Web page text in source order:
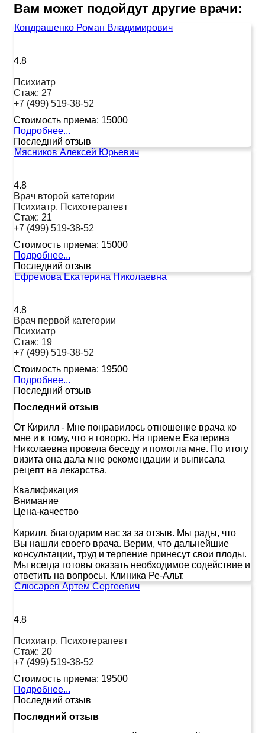
Вам может подойдут другие врачи:
Кондрашенко Роман Владимирович
4.8
Психиатр
Стаж: 27
+7 (499) 519-38-52
Стоимость приема: 15000
Подробнее...
Последний отзыв
Мясников Алексей Юрьевич
4.8
Врач второй категории
Психиатр, Психотерапевт
Стаж: 21
+7 (499) 519-38-52
Стоимость приема: 15000
Подробнее...
Последний отзыв
Ефремова Екатерина Николаевна
4.8
Врач первой категории
Психиатр
Стаж: 19
+7 (499) 519-38-52
Стоимость приема: 19500
Подробнее...
Последний отзыв
Последний отзыв
От Кирилл - Мне понравилось отношение врача ко
мне и к тому, что я говорю. На приеме Екатерина
Николаевна провела беседу и помогла мне. По итогу
визита она дала мне рекомендации и выписала
рецепт на лекарства.
Квалификация
Внимание
Цена-качество
Кирилл, благодарим вас за за отзыв. Мы рады, что
Вы нашли своего врача. Верим, что дальнейшие
консультации, труд и терпение принесут свои плоды.
Мы всегда готовы оказать необходимое содействие и
ответить на вопросы. Клиника Ре-Альт.
Слюсарев Артем Сергеевич
4.8
Психиатр, Психотерапевт
Стаж: 20
+7 (499) 519-38-52
Стоимость приема: 19500
Подробнее...
Последний отзыв
Последний отзыв